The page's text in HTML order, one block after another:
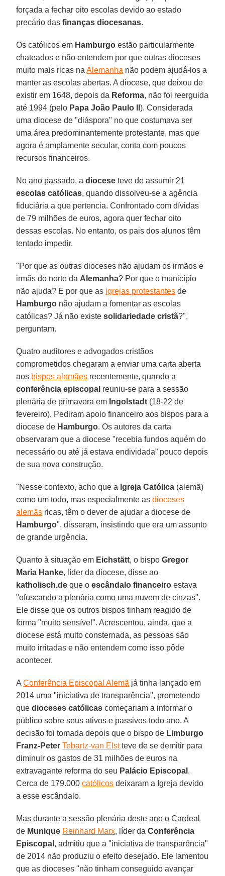
forçada a fechar oito escolas devido ao estado
precário dasfinanças diocesanas.
Os católicos em Hamburgo estão particularmente
chateados e não entendem por que outras dioceses
muito mais ricas naAlemanha não podem ajudá-los a
manter as escolas abertas. A diocese, que deixou de
existir em 1648, depois da Reforma, não foi reerguida
até 1994 (pelo Papa João Paulo II). Considerada
uma diocese de "diáspora" no que costumava ser
uma área predominantemente protestante, mas que
agora é amplamente secular, conta com poucos
recursos financeiros.
No ano passado, adiocese teve de assumir 21
escolas católicas, quando dissolveu-se a agência
fiduciária a que pertencia. Confrontado com dívidas
de 79 milhões de euros, agora quer fechar oito
dessas escolas. No entanto, os pais dos alunos têm
tentado impedir.
"Por que as outras dioceses não ajudam os irmãos e
irmãs do norte da Alemanha? Por que o município
não ajuda? E por que as igrejas protestantes de
Hamburgo não ajudam a fomentar as escolas
católicas? Já não existesolidariedade cristã?",
perguntam.
Quatro auditores e advogados cristãos
comprometidos chegaram a enviar uma carta aberta
aos bispos alemães recentemente, quando a
conferência episcopal reuniu-se para a sessão
plenária de primavera em Ingolstadt (18-22 de
fevereiro). Pediram apoio financeiro aos bispos para a
diocese de Hamburgo. Os autores da carta
observaram que a diocese "recebia fundos aquém do
necessário ou até já estava endividada” pouco depois
de sua nova construção.
"Nesse contexto, acho que a Igreja Católica (alemã)
como um todo, mas especialmente asdioceses
alemãs ricas, têm o dever de ajudar a diocese de
Hamburgo", disseram, insistindo que era um assunto
de grande urgência.
Quanto à situação em Eichstätt, o bispoGregor
Maria Hanke, líder da diocese, disse ao
katholisch.de que oescândalo financeiro estava
"ofuscando a plenária como uma nuvem de cinzas".
Ele disse que os outros bispos tinham reagido de
forma "muito sensível". Acrescentou, ainda, que a
diocese está muito consternada, as pessoas são
muito irritadas e não entendem como isso pôde
acontecer.
AConferência Episcopal Alemã já tinha lançado em
2014 uma "iniciativa de transparência", prometendo
quedioceses católicas começariam a informar o
público sobre seus ativos e passivos todo ano. A
decisão foi tomada depois que o bispo de Limburgo
Franz-Peter Tebartz-van Elstteve de se demitir para
diminuir os gastos de 31 milhões de euros na
extravagante reforma do seu Palácio Episcopal .
Cerca de 179.000católicos deixaram a Igreja devido
a esse escândalo.
Mas durante a sessão plenária deste ano o Cardeal
de Munique Reinhard Marx, líder da Conferência
Episcopal , admitiu que a "iniciativa de transparência"
de 2014 não produziu o efeito desejado. Ele lamentou
que as dioceses "não tinham conseguido avançar